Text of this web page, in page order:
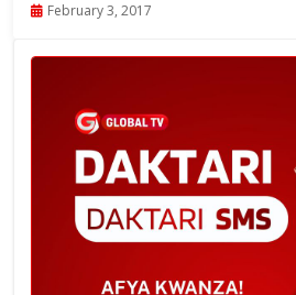
February 3, 2017